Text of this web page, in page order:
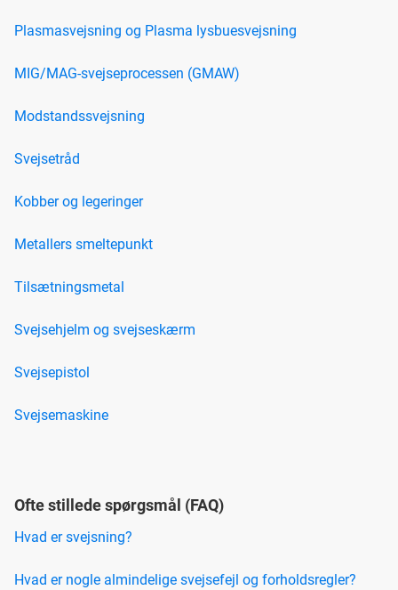
Plasmasvejsning og Plasma lysbuesvejsning
MIG/MAG-svejseprocessen (GMAW)
Modstandssvejsning
Svejsetråd
Kobber og legeringer
Metallers smeltepunkt
Tilsætningsmetal
Svejsehjelm og svejseskærm
Svejsepistol
Svejsemaskine
Ofte stillede spørgsmål (FAQ)
Hvad er svejsning?
Hvad er nogle almindelige svejsefejl og forholdsregler?